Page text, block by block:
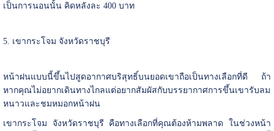
เป็นการนอนนั้น คิดหลังละ 400 บาท
5. เขากระโจม จังหวัดราชบุรี
หน้าฝนแบบนี้ขึ้นไปสูดอากาศบริสุทธิ์บนยอดเขาถือเป็นทางเลือกที่ดี ถ้า
หากคุณไม่อยากเดินทางไกลแต่อยากสัมผัสกับบรรยากาศการขึ้นเขารับลม
หนาวและชมหมอกหน้าฝน
เขากระโจม จังหวัดราชบุรี คือทางเลือกที่คุณต้องห้ามพลาด ในช่วงหน้า